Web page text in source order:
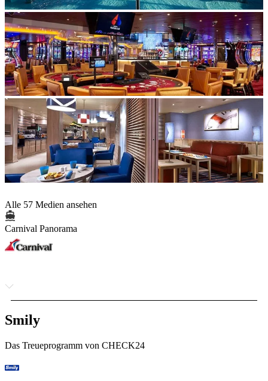
Alle 57 Medien ansehen
Carnival Panorama
Smily
Das Treueprogramm von CHECK24